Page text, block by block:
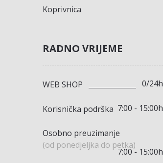
Koprivnica
RADNO VRIJEME
WEB SHOP 0/24h
Korisnička podrška 7:00 - 15:00h
Osobno preuzimanje
(od ponedjeljka do petka)
7:00 - 15:00h